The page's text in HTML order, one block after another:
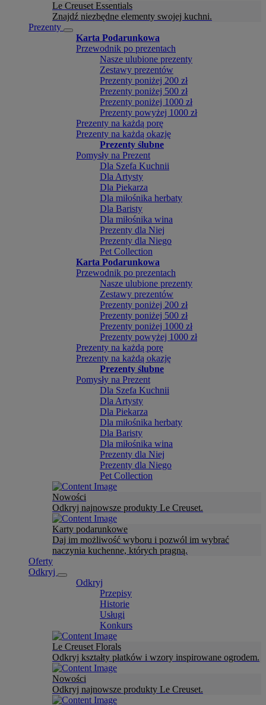
Le Creuset Essentials
Znajdź niezbędne elementy swojej kuchni.
Prezenty
Karta Podarunkowa
Przewodnik po prezentach
Nasze ulubione prezenty
Zestawy prezentów
Prezenty poniżej 200 zł
Prezenty poniżej 500 zł
Prezenty poniżej 1000 zł
Prezenty powyżej 1000 zł
Prezenty na każdą porę
Prezenty na każdą okazję
Prezenty ślubne
Pomysły na Prezent
Dla Szefa Kuchnii
Dla Artysty
Dla Piekarza
Dla miłośnika herbaty
Dla Baristy
Dla miłośnika wina
Prezenty dla Niej
Prezenty dla Niego
Pet Collection
Karta Podarunkowa
Przewodnik po prezentach
Nasze ulubione prezenty
Zestawy prezentów
Prezenty poniżej 200 zł
Prezenty poniżej 500 zł
Prezenty poniżej 1000 zł
Prezenty powyżej 1000 zł
Prezenty na każdą porę
Prezenty na każdą okazję
Prezenty ślubne
Pomysły na Prezent
Dla Szefa Kuchnii
Dla Artysty
Dla Piekarza
Dla miłośnika herbaty
Dla Baristy
Dla miłośnika wina
Prezenty dla Niej
Prezenty dla Niego
Pet Collection
Nowości
Odkryj najnowsze produkty Le Creuset.
Karty podarunkowe
Daj im możliwość wyboru i pozwól im wybrać
naczynia kuchenne, których pragną.
Oferty
Odkryj
Odkryj
Przepisy
Historie
Usługi
Konkurs
Le Creuset Florals
Odkryj kształty płatków i wzory inspirowane ogrodem.
Nowości
Odkryj najnowsze produkty Le Creuset.